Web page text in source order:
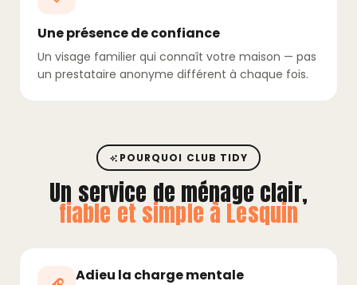
Une présence de confiance
Un visage familier qui connaît votre maison — pas
un prestataire anonyme différent à chaque fois.
POURQUOI CLUB TIDY
Un service de ménage clair,
fiable et simple à Lesquin
Adieu la charge mentale